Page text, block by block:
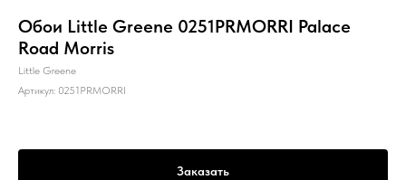
Обои Little Greene 0251PRMORRI Palace
Road Morris
Little Greene
Артикул: 0251PRMORRI
Заказать